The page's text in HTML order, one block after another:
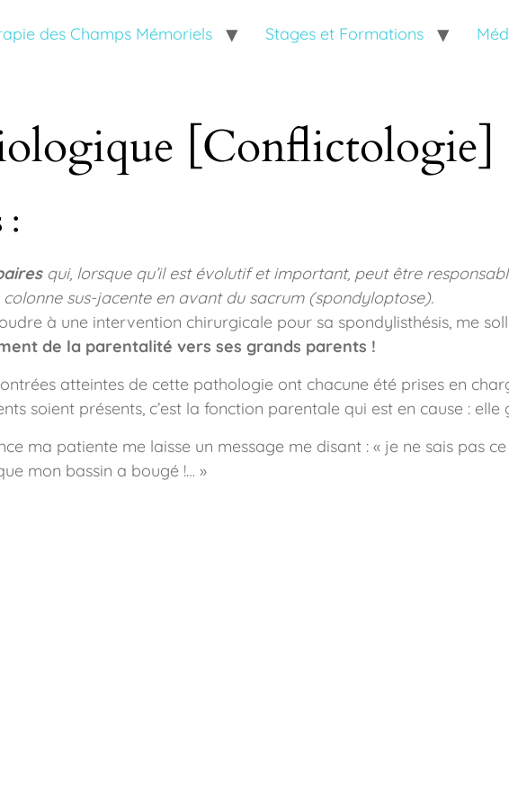
des Champs Mémoriels Stages et Formations
[Conflictologie]
:
qui, lorsque qu’il est évolutif et important, peut être
sus-jacente en avant du sacrum (spondyloptose).
à une intervention chirurgicale pour sa spondylisthésis, me
de la parentalité vers ses grands parents !
atteintes de cette pathologie ont chacune été prises en
soient présents, c’est la fonction parentale qui est en cause : elle
ma patiente me laisse un message me disant : « je ne sais pas ce
mon bassin a bougé !… »